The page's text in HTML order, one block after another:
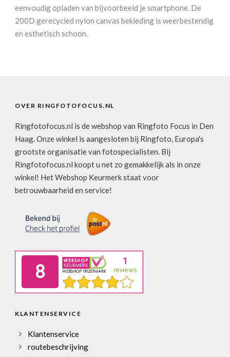
eenvoudig opladen van bijvoorbeeld je smartphone. De
200D gerecycled nylon canvas bekleding is weerbestendig
en esthetisch schoon.
OVER RINGFOTOFOCUS.NL
Ringfotofocus.nl is de webshop van Ringfoto Focus in Den
Haag. Onze winkel is aangesloten bij Ringfoto, Europa's
grootste organisatie van fotospecialisten. Bij
Ringfotofocus.nl koopt u net zo gemakkelijk als in onze
winkel! Het Webshop Keurmerk staat voor
betrouwbaarheid en service!
KLANTENSERVICE
Klantenservice
routebeschrijving